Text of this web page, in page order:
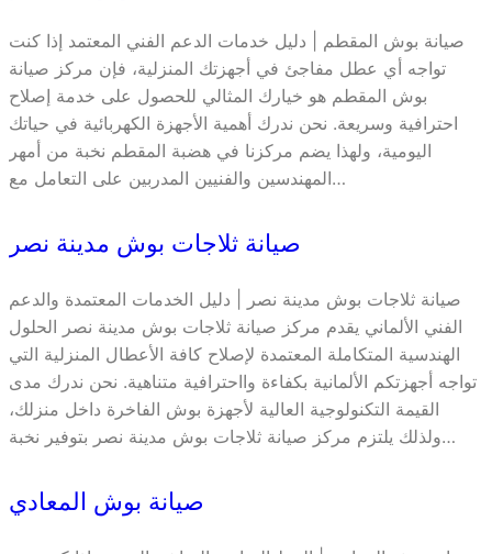
صيانة بوش المقطم | دليل خدمات الدعم الفني المعتمد إذا كنت
تواجه أي عطل مفاجئ في أجهزتك المنزلية، فإن مركز صيانة
بوش المقطم هو خيارك المثالي للحصول على خدمة إصلاح
احترافية وسريعة. نحن ندرك أهمية الأجهزة الكهربائية في حياتك
اليومية، ولهذا يضم مركزنا في هضبة المقطم نخبة من أمهر
المهندسين والفنيين المدربين على التعامل مع…
صيانة ثلاجات بوش مدينة نصر
صيانة ثلاجات بوش مدينة نصر | دليل الخدمات المعتمدة والدعم
الفني الألماني يقدم مركز صيانة ثلاجات بوش مدينة نصر الحلول
الهندسية المتكاملة المعتمدة لإصلاح كافة الأعطال المنزلية التي
تواجه أجهزتكم الألمانية بكفاءة وااحترافية متناهية. نحن ندرك مدى
القيمة التكنولوجية العالية لأجهزة بوش الفاخرة داخل منزلك،
ولذلك يلتزم مركز صيانة ثلاجات بوش مدينة نصر بتوفير نخبة…
صيانة بوش المعادي